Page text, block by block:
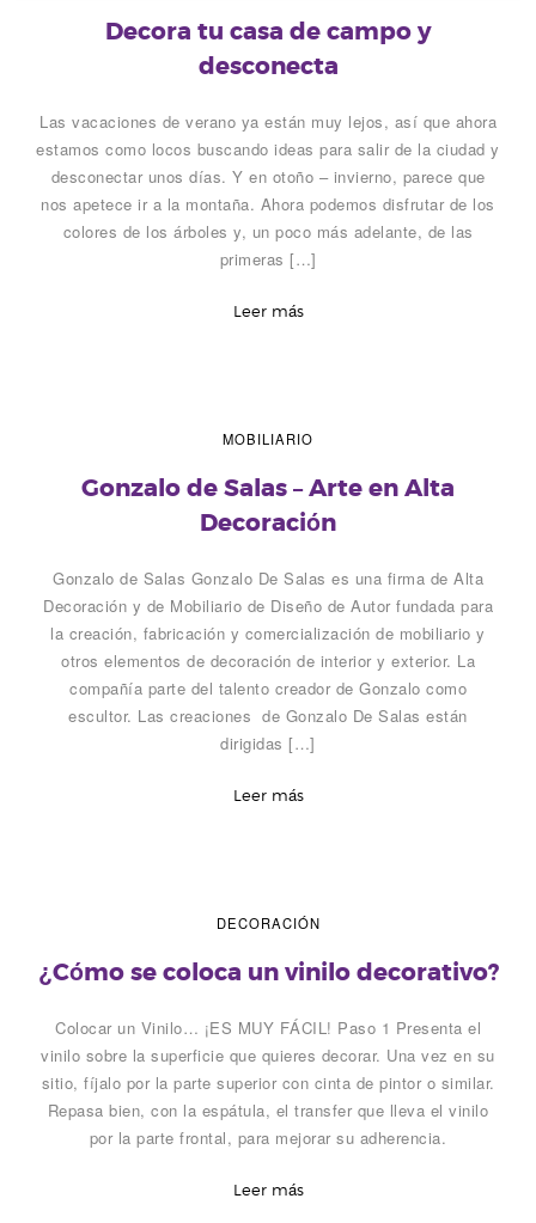
Decora tu casa de campo y
desconecta
Las vacaciones de verano ya están muy lejos, así que ahora
estamos como locos buscando ideas para salir de la ciudad y
desconectar unos días. Y en otoño – invierno, parece que
nos apetece ir a la montaña. Ahora podemos disfrutar de los
colores de los árboles y, un poco más adelante, de las
primeras […]
Leer más
MOBILIARIO
Gonzalo de Salas – Arte en Alta
Decoración
Gonzalo de Salas Gonzalo De Salas es una firma de Alta
Decoración y de Mobiliario de Diseño de Autor fundada para
la creación, fabricación y comercialización de mobiliario y
otros elementos de decoración de interior y exterior. La
compañía parte del talento creador de Gonzalo como
escultor. Las creaciones de Gonzalo De Salas están
dirigidas […]
Leer más
DECORACIÓN
¿Cómo se coloca un vinilo decorativo?
Colocar un Vinilo… ¡ES MUY FÁCIL! Paso 1 Presenta el
vinilo sobre la superficie que quieres decorar. Una vez en su
sitio, fíjalo por la parte superior con cinta de pintor o similar.
Repasa bien, con la espátula, el transfer que lleva el vinilo
por la parte frontal, para mejorar su adherencia.
Leer más